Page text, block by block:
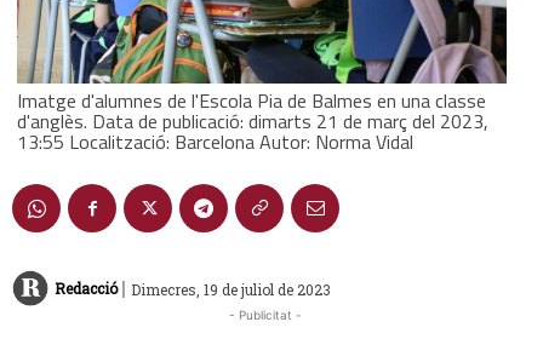
Imatge d'alumnes de l'Escola Pia de Balmes en una classe
d'anglès. Data de publicació: dimarts 21 de març del 2023,
13:55 Localització: Barcelona Autor: Norma Vidal
Redacció | Dimecres, 19 de juliol de 2023
- Publicitat -